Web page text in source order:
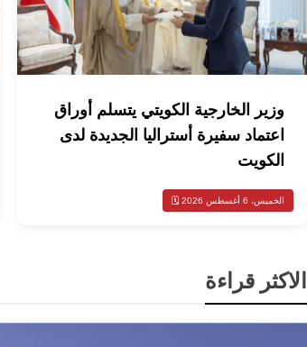
وزير الخارجية الكويتي يتسلم أوراق
اعتماد سفيرة أستراليا الجديدة لدى
الكويت
الخميس، 6 أغسطس 2026 🗓️
الاكثر قراءة